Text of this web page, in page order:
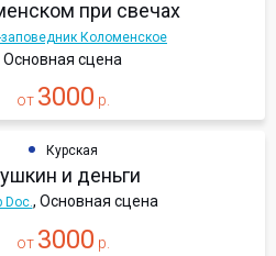
при свечах
заповедник Коломенское
Основная сцена
от 3000 р.
Курская
и деньги
Doc., Основная сцена
от 3000 р.